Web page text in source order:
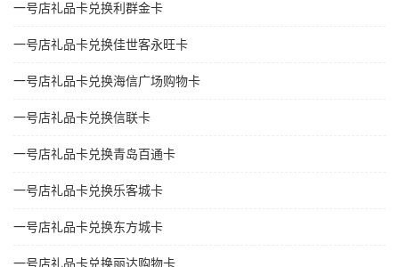
一号店礼品卡兑换利群金卡
一号店礼品卡兑换佳世客永旺卡
一号店礼品卡兑换海信广场购物卡
一号店礼品卡兑换信联卡
一号店礼品卡兑换青岛百通卡
一号店礼品卡兑换乐客城卡
一号店礼品卡兑换东方城卡
一号店礼品卡兑换丽达购物卡